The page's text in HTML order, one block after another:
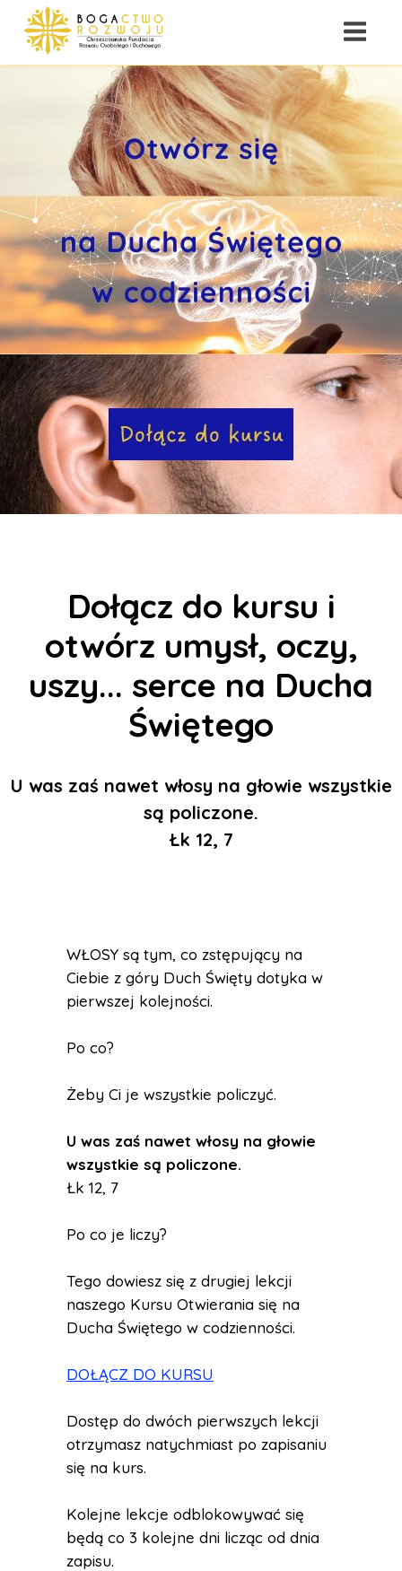
Dołącz do kursu i
otwórz umysł, oczy,
uszy... serce na Ducha
Świętego
U was zaś nawet włosy na głowie wszystkie
są policzone.
Łk 12, 7
WŁOSY są tym, co zstępujący na
Ciebie z góry Duch Święty dotyka w
pierwszej kolejności.
Po co?
Żeby Ci je wszystkie policzyć.
U was zaś nawet włosy na głowie
wszystkie są policzone.
Łk 12, 7
Po co je liczy?
Tego dowiesz się z drugiej lekcji
naszego Kursu Otwierania się na
Ducha Świętego w codzienności.
DOŁĄCZ DO KURSU
Dostęp do dwóch pierwszych lekcji
otrzymasz natychmiast po zapisaniu
się na kurs.
Kolejne lekcje odblokowywać się
będą co 3 kolejne dni licząc od dnia
zapisu.